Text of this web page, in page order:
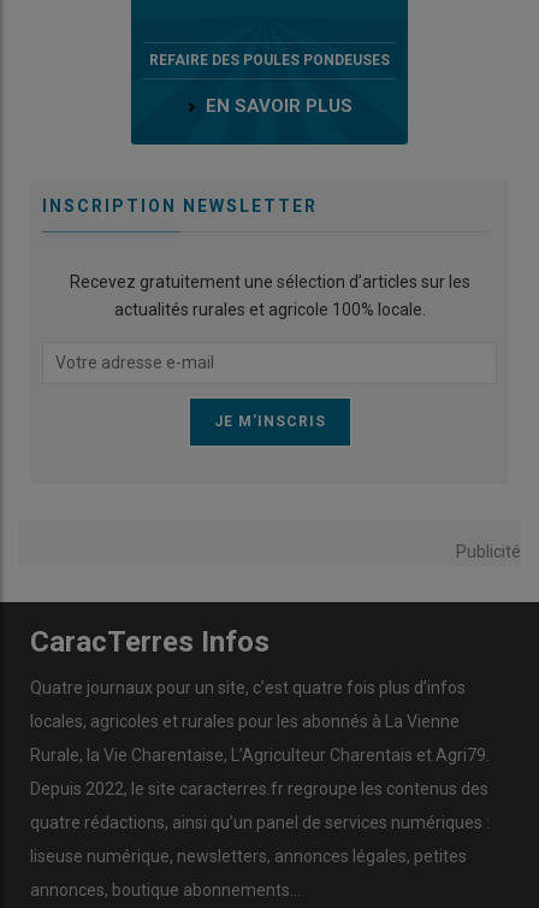
REFAIRE DES POULES PONDEUSES
EN SAVOIR PLUS
INSCRIPTION NEWSLETTER
Recevez gratuitement une sélection d’articles sur les
actualités rurales et agricole 100% locale.
Publicité
CaracTerres Infos
Quatre journaux pour un site, c’est quatre fois plus d’infos
locales, agricoles et rurales pour les abonnés à La Vienne
Rurale, la Vie Charentaise, L’Agriculteur Charentais et Agri79.
Depuis 2022, le site caracterres.fr regroupe les contenus des
quatre rédactions, ainsi qu’un panel de services numériques :
liseuse numérique, newsletters, annonces légales, petites
annonces, boutique abonnements…